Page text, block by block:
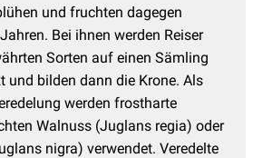
und fruchten dagegen
Bei ihnen werden Reiser
Sorten auf einen Sämling
und bilden dann die Krone. Als
werden frostharte
Walnuss (Juglans regia) oder
nigra) verwendet. Veredelte